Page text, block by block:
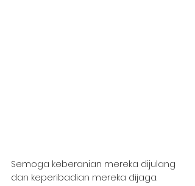
Semoga keberanian mereka dijulang
dan keperibadian mereka dijaga.